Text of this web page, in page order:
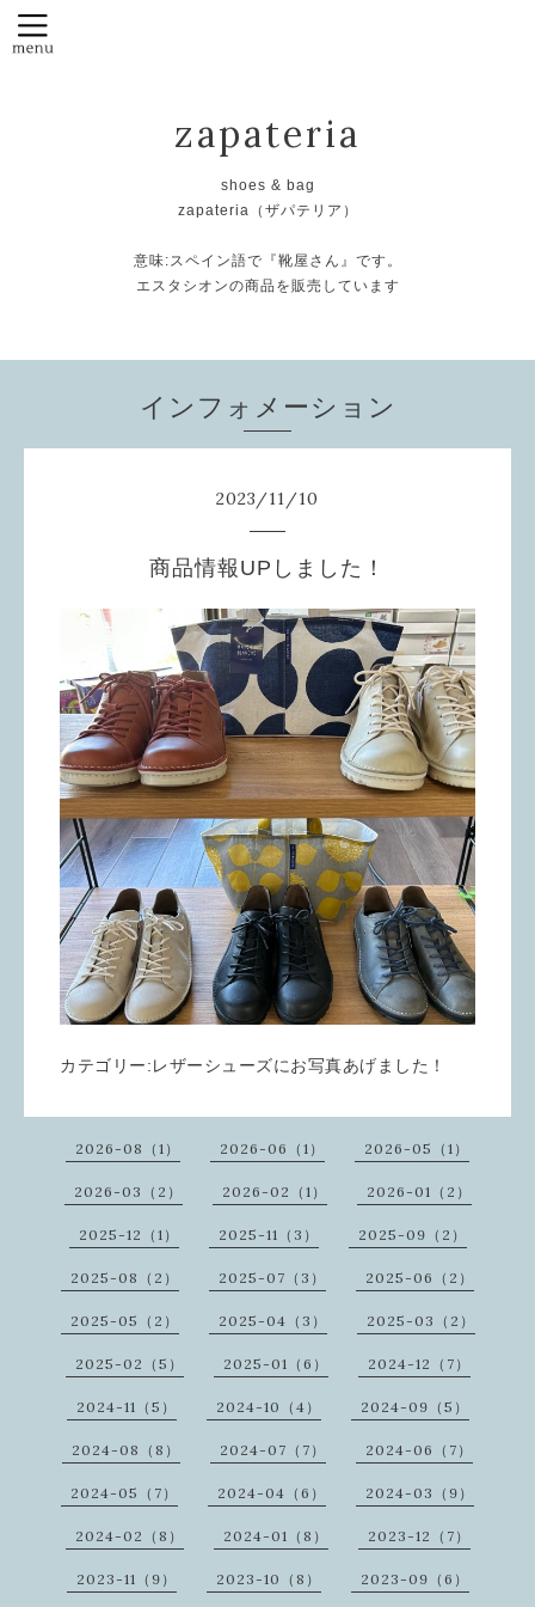
zapateria
shoes & bag
zapateria（ザパテリア）
意味:スペイン語で『靴屋さん』です。
エスタシオンの商品を販売しています
インフォメーション
2023/11/10
商品情報UPしました！
カテゴリー:レザーシューズにお写真あげました！
2026-08（1） 2026-06（1） 2026-05（1）
2026-03（2） 2026-02（1） 2026-01（2）
2025-12（1） 2025-11（3） 2025-09（2）
2025-08（2） 2025-07（3） 2025-06（2）
2025-05（2） 2025-04（3） 2025-03（2）
2025-02（5） 2025-01（6） 2024-12（7）
2024-11（5） 2024-10（4） 2024-09（5）
2024-08（8） 2024-07（7） 2024-06（7）
2024-05（7） 2024-04（6） 2024-03（9）
2024-02（8） 2024-01（8） 2023-12（7）
2023-11（9） 2023-10（8） 2023-09（6）